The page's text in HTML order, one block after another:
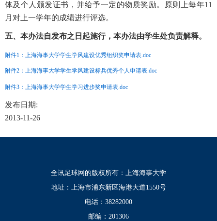
体及个人颁发证书，并给予一定的物质奖励。原则上每年11
月对上一学年的成绩进行评选。
五、本办法自发布之日起施行，本办法由学生处负责解释。
附件1：上海海事大学学生学风建设优秀组织奖申请表.doc
附件2：上海海事大学学生学风建设标兵优秀个人申请表.doc
附件3：上海海事大学学生学习进步奖申请表.doc
发布日期:
2013-11-26
全讯足球网的版权所有：上海海事大学
地址：上海市浦东新区海港大道1550号
电话：38282000
邮编：201306